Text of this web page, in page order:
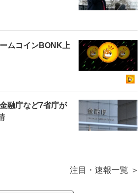
ムコインBONK上
融庁など7省庁が
注目・速報一覧